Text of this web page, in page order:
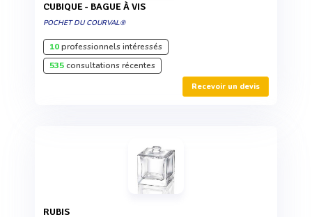
CUBIQUE - BAGUE À VIS
POCHET DU COURVAL®
10professionnels intéressés
535consultations récentes
Recevoir un devis
RUBIS